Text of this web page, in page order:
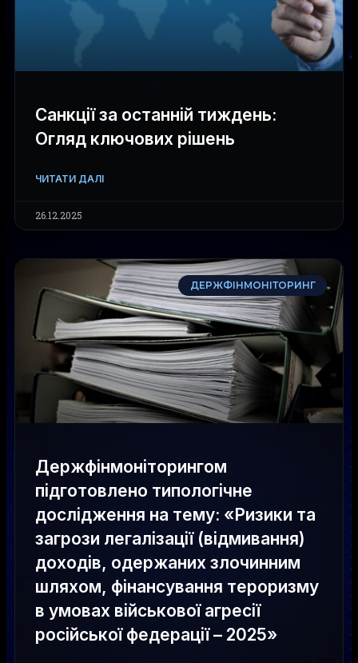
Санкції за останній тиждень:
Огляд ключових рішень
ЧИТАТИ ДАЛІ
26.12.2025
ДЕРЖФІНМОНІТОРИНГ
Держфінмоніторингом
підготовлено типологічне
дослідження на тему: «Ризики та
загрози легалізації (відмивання)
доходів, одержаних злочинним
шляхом, фінансування тероризму
в умовах військової агресії
російської федерації – 2025»